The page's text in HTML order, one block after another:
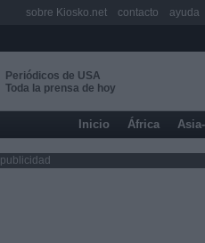
Periódicos de USA
Toda la prensa de hoy
Inicio África
publicidad
sobre Kiosko.net contacto ayuda